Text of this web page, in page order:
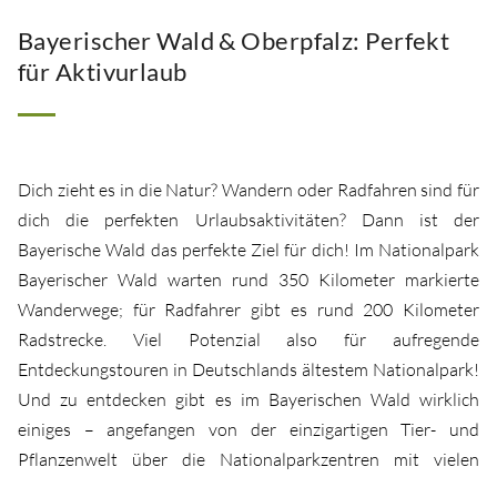
Bayerischer Wald & Oberpfalz: Perfekt
für Aktivurlaub
Dich zieht es in die Natur? Wandern oder Radfahren sind für
dich die perfekten Urlaubsaktivitäten? Dann ist der
Bayerische Wald das perfekte Ziel für dich! Im Nationalpark
Bayerischer Wald warten rund 350 Kilometer markierte
Wanderwege; für Radfahrer gibt es rund 200 Kilometer
Radstrecke. Viel Potenzial also für aufregende
Entdeckungstouren in Deutschlands ältestem Nationalpark!
Und zu entdecken gibt es im Bayerischen Wald wirklich
einiges – angefangen von der einzigartigen Tier- und
Pflanzenwelt über die Nationalparkzentren mit vielen